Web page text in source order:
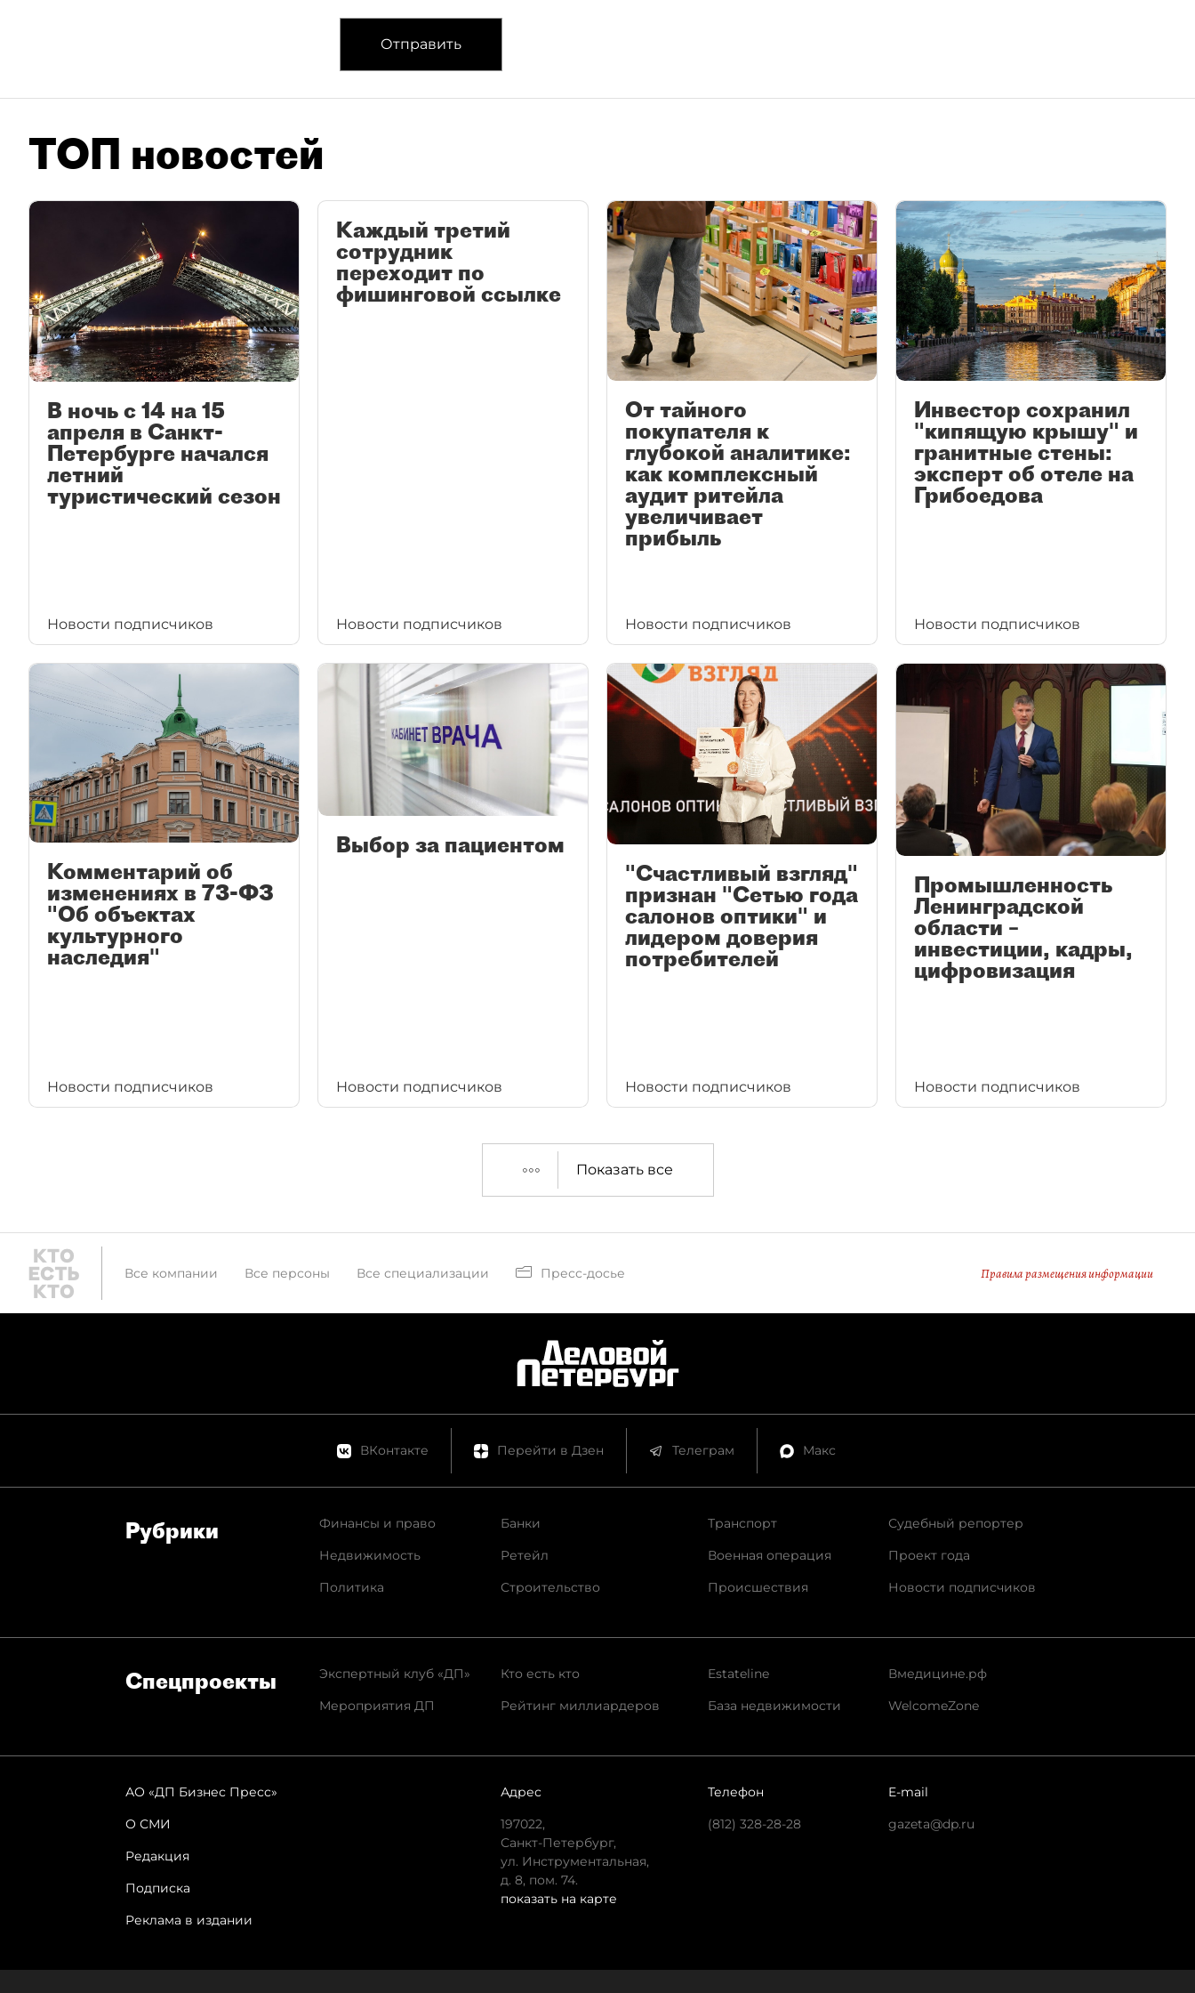
Отправить
ТОП новостей
В ночь с 14 на 15
апреля в Санкт-
Петербурге начался
летний
туристический сезон
Новости подписчиков
Каждый третий
сотрудник
переходит по
фишинговой ссылке
Новости подписчиков
От тайного
покупателя к
глубокой аналитике:
как комплексный
аудит ритейла
увеличивает
прибыль
Новости подписчиков
Инвестор сохранил
"кипящую крышу" и
гранитные стены:
эксперт об отеле на
Грибоедова
Новости подписчиков
Комментарий об
изменениях в 73-ФЗ
"Об объектах
культурного
наследия"
Новости подписчиков
Выбор за пациентом
Новости подписчиков
"Счастливый взгляд"
признан "Сетью года
салонов оптики" и
лидером доверия
потребителей
Новости подписчиков
Промышленность
Ленинградской
области –
инвестиции, кадры,
цифровизация
Новости подписчиков
Показать все
Все компании Все персоны Все специализации Пресс-досье Правила размещения информации
ВКонтакте Перейти в Дзен Телеграм Макс
Рубрики
Финансы и право
Недвижимость
Политика
Банки
Ретейл
Строительство
Транспорт
Военная операция
Происшествия
Судебный репортер
Проект года
Новости подписчиков
Спец­проекты
Экспертный клуб «ДП»
Мероприятия ДП
Кто есть кто
Рейтинг миллиардеров
Estateline
База недвижимости
Вмедицине.рф
WelcomeZone
АО «ДП Бизнес Пресс»
О СМИ
Редакция
Подписка
Реклама в издании
Адрес
197022,
Санкт-Петербург,
ул. Инструментальная,
д. 8, пом. 74.
показать на карте
Телефон
(812) 328-28-28
E-mail
gazeta@dp.ru